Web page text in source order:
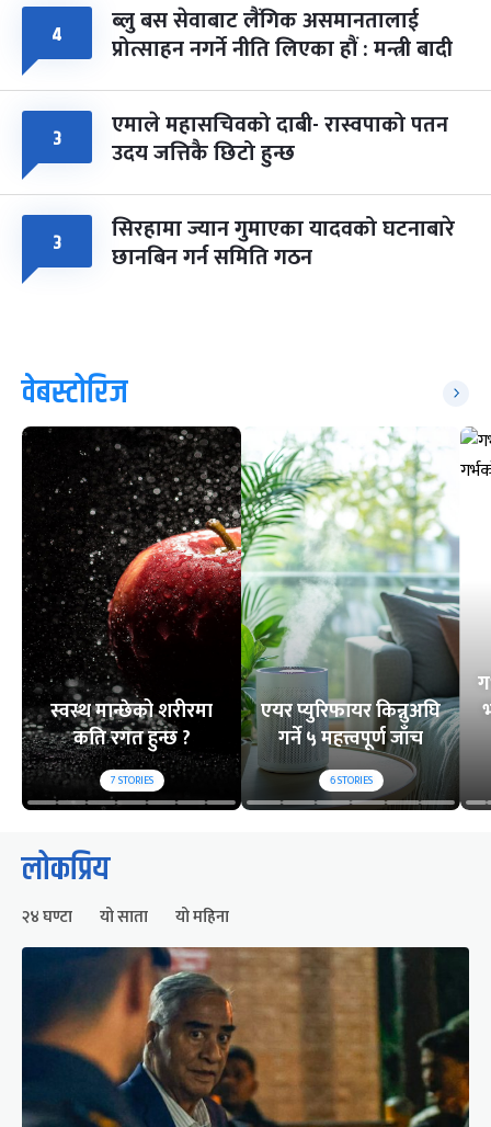
४ ब्लु बस सेवाबाट लैंगिक असमानतालाई
प्रोत्साहन नगर्ने नीति लिएका हौं : मन्त्री बादी
३ एमाले महासचिवको दाबी- रास्वपाको पतन
उदय जत्तिकै छिटो हुन्छ
३ सिरहामा ज्यान गुमाएका यादवको घटनाबारे
छानबिन गर्न समिति गठन
वेबस्टोरिज
स्वस्थ मान्छेको शरीरमा
कति रगत हुन्छ ?
7STORIES
एयर प्युरिफायर किन्नुअघि
गर्ने ५ महत्त्वपूर्ण जाँच
6STORIES
लोकप्रिय
२४ घण्टा यो साता यो महिना